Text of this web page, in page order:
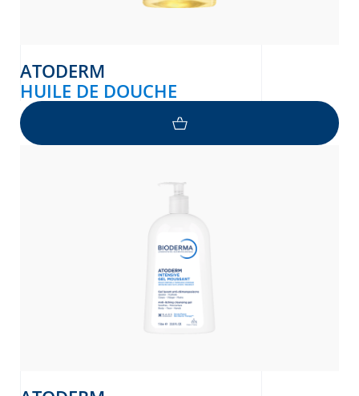
ATODERM
HUILE DE DOUCHE